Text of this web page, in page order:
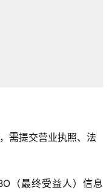
需提交营业执照、法
（最终受益人）信息